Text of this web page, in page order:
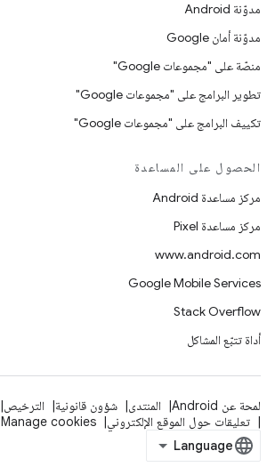
مدوّنة Android
مدوّنة أمان Google
منصّة على "مجموعات Google"
تطوير البرامج على "مجموعات Google"
تكييف البرامج على "مجموعات Google"
الحصول على المساعدة
مركز مساعدة Android
مركز مساعدة Pixel
www.android.com
Google Mobile Services
Stack Overflow
أداة تتبّع المشاكل
لمحة عن Android المنتدى شؤون قانونية الترخيص
تعليقات حول الموقع الإلكتروني
Manage cookies